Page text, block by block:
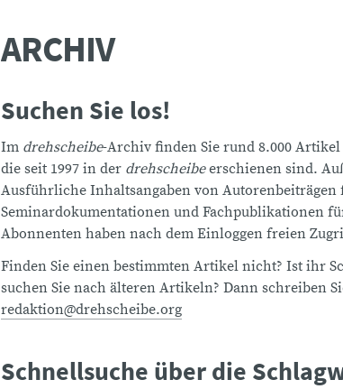
ARCHIV
Suchen Sie los!
Im drehscheibe-Archiv finden Sie rund 8.000
die seit 1997 in der drehscheibeerschienen sind.
Ausführliche Inhaltsangaben von Autorenbeiträgen
Seminardokumentationen und Fachpublikationen
Abonnenten haben nach dem Einloggen freien
Finden Sie einen bestimmten Artikel nicht? Ist ihr
suchen Sie nach älteren Artikeln? Dann schreiben
redaktion@drehscheibe.org
Schnellsuche über die